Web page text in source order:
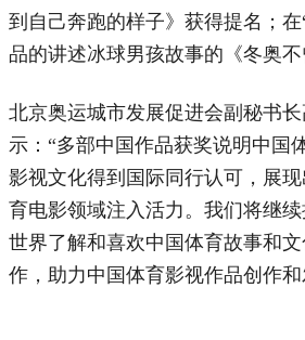
到自己奔跑的样子》获得提名；
品的讲述冰球男孩故事的《冬奥
北京奥运城市发展促进会副秘书
示：“多部中国作品获奖说明中国
影视文化得到国际同行认可，展
育电影领域注入活力。我们将继
世界了解和喜欢中国体育故事和
作，助力中国体育影视作品创作和